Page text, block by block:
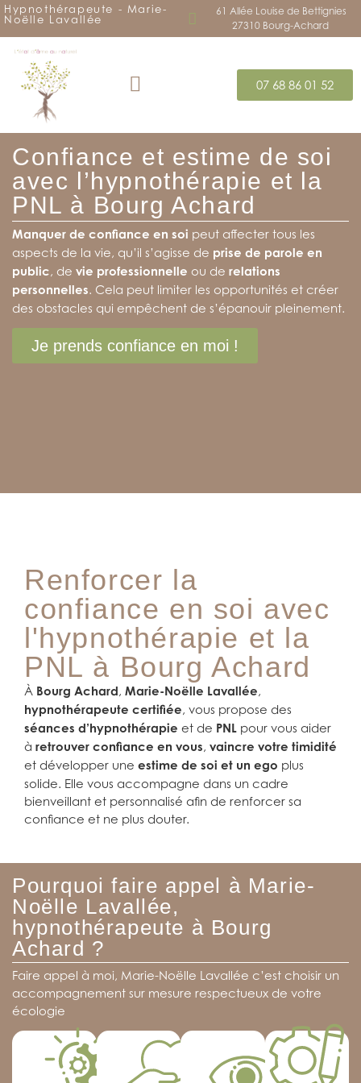
Hypnothérapeute - Marie-
Noëlle Lavallée
61 Allée Louise de Bettignies
27310 Bourg-Achard
07 68 86 01 52
Confiance et estime de soi
avec l’hypnothérapie et la
PNL à Bourg Achard
Manquer de confiance en soi peut affecter tous les
aspects de la vie, qu’il s’agisse de prise de parole en
public , de vie professionnelle ou de relations
personnelles . Cela peut limiter les opportunités et créer
des obstacles qui empêchent de s’épanouir pleinement.
Je prends confiance en moi !
Renforcer la
confiance en soi avec
l'hypnothérapie et la
PNL à Bourg Achard
À Bourg Achard Marie-Noëlle Lavallée
hypnothérapeute certifiée , vous propose des
séances d’hypnothérapie et de PNL pour vous aider
à retrouver confiance en vous vaincre votre timidité
et développer une estime de soi et un ego plus
solide. Elle vous accompagne dans un cadre
bienveillant et personnalisé afin de renforcer sa
confiance et ne plus douter.
Pourquoi faire appel à Marie-
Noëlle Lavallée,
hypnothérapeute à Bourg
Achard ?
Faire appel à moi, Marie-Noëlle Lavallée c’est choisir un
accompagnement sur mesure respectueux de votre
écologie
En tant
qu'hypnothérapeute,
praticienne
Reiki et
certifiée en
propose des
outils
adaptés à
Je vous
accueille
dans un
cadre
bienveillant
où la
confidentialité
et l'absence
combinant
la PNL, et le
reiki je
propose une
holistique qui
compte
individu est
unique, et ces
approches
une
personnalisation
précise de